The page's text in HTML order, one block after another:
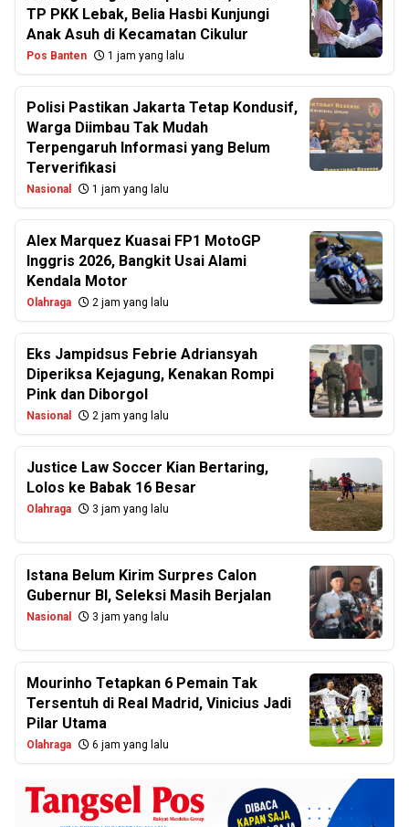
TP PKK Lebak, Belia Hasbi Kunjungi
Anak Asuh di Kecamatan Cikulur
Pos Banten 1 jam yang lalu
Polisi Pastikan Jakarta Tetap Kondusif,
Warga Diimbau Tak Mudah
Terpengaruh Informasi yang Belum
Terverifikasi
Nasional 1 jam yang lalu
Alex Marquez Kuasai FP1 MotoGP
Inggris 2026, Bangkit Usai Alami
Kendala Motor
Olahraga 2 jam yang lalu
Eks Jampidsus Febrie Adriansyah
Diperiksa Kejagung, Kenakan Rompi
Pink dan Diborgol
Nasional 2 jam yang lalu
Justice Law Soccer Kian Bertaring,
Lolos ke Babak 16 Besar
Olahraga 3 jam yang lalu
Istana Belum Kirim Surpres Calon
Gubernur BI, Seleksi Masih Berjalan
Nasional 3 jam yang lalu
Mourinho Tetapkan 6 Pemain Tak
Tersentuh di Real Madrid, Vinicius Jadi
Pilar Utama
Olahraga 6 jam yang lalu